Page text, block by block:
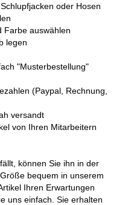
oder Hosen
Farbe auswählen
legen
"Musterbestellung"
(Paypal, Rechnung,
versandt
von Ihren Mitarbeitern
können Sie ihn in der
bequem in unserem
Ihren Erwartungen
uns einfach. Sie erhalten